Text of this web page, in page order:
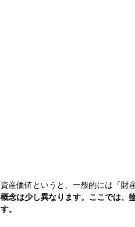
資産価値というと、一般的には「財
概念は少し異なります。ここでは、
す。